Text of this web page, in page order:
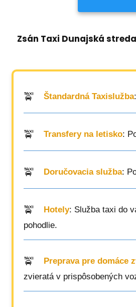
Zsán Taxi Dunajská streda
Štandardná Taxislužba
Transfery na letisko:
Doručovacia služba:
Hotely: Služba taxi do
pohodlie.
Preprava pre domáce
zvieratá v prispôsobených